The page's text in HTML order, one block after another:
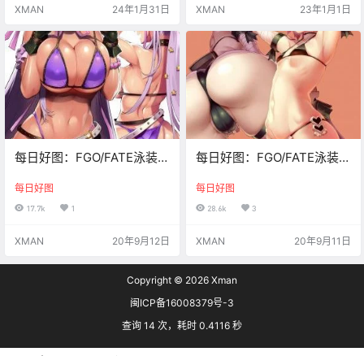
XMAN 24年1月31日 XMAN 23年1月1日
每日好图：FGO/FATE泳装同
每日好图
17.7k 1
XMAN 20年9月12日
每日好图：FGO/FATE泳装同
每日好图
28.6k 3
XMAN 20年9月11日
Copyright © 2026 Xman
闽ICP备16008379号-3
查询 14 次，耗时 0.4116 秒